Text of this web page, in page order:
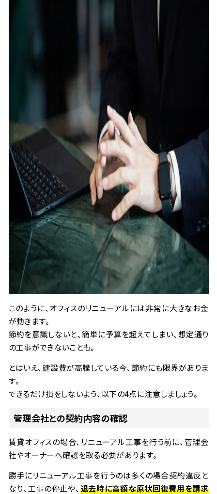
このように、オフィスのリニューアルには非常に大きなお金
が動きます。
節約を意識しないと、簡単に予算を超えてしまい、想定通り
の工事ができないことも。
とはいえ、建設費が高騰している今、節約にも限界がありま
す。
できるだけ損をしないよう、以下の4点に注意しましょう。
管理会社との契約内容の確認
賃貸オフィスの場合、リニューアル工事を行う前に、管理会
社やオーナーへ確認を取る必要があります。
勝手にリニューアル工事を行うのは多くの場合契約違反と
なり、工事の停止や、 退去時に高額な原状回復費用を請求